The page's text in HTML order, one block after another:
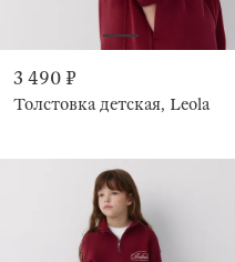
3 490 ₽
Толстовка детская, Leola